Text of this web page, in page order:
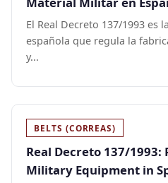
El Real Decreto 137/1993 es
española que regula la
y...
BELTS (CORREAS)
Real Decreto 137/
Military Equipment in